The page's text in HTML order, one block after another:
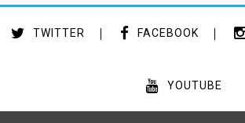
TWITTER FACEBOOK
YOUTUBE